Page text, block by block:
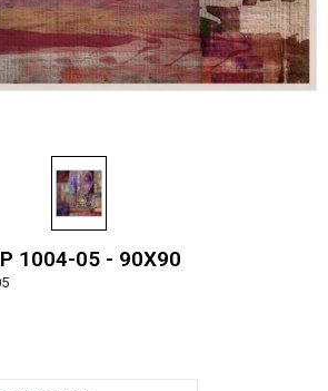
1004-05 - 90X90